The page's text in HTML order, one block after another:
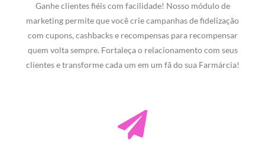
Ganhe clientes fiéis com facilidade! Nosso módulo de
marketing permite que você crie campanhas de fidelização
com cupons, cashbacks e recompensas para recompensar
quem volta sempre. Fortaleça o relacionamento com seus
clientes e transforme cada um em um fã do sua Farmárcia!